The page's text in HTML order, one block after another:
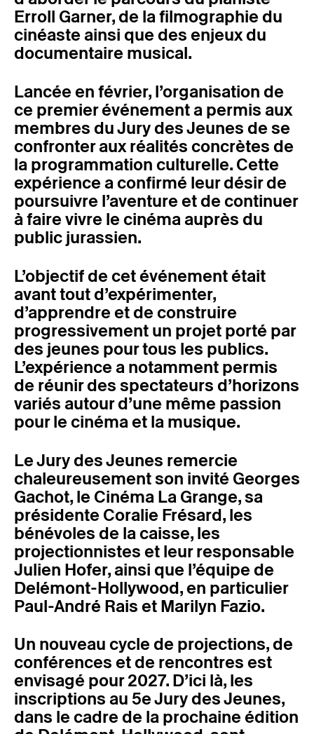
Erroll Garner, de la filmographie du
cinéaste ainsi que des enjeux du
documentaire musical.
Lancée en février, l’organisation de
ce premier événement a permis aux
membres du Jury des Jeunes de se
confronter aux réalités concrètes de
la programmation culturelle. Cette
expérience a confirmé leur désir de
poursuivre l’aventure et de continuer
à faire vivre le cinéma auprès du
public jurassien.
L’objectif de cet événement était
avant tout d’expérimenter,
d’apprendre et de construire
progressivement un projet porté par
des jeunes pour tous les publics.
L’expérience a notamment permis
de réunir des spectateurs d’horizons
variés autour d’une même passion
pour le cinéma et la musique.
Le Jury des Jeunes remercie
chaleureusement son invité Georges
Gachot, le Cinéma La Grange, sa
présidente Coralie Frésard, les
bénévoles de la caisse, les
projectionnistes et leur responsable
Julien Hofer, ainsi que l’équipe de
Delémont-Hollywood, en particulier
Paul-André Rais et Marilyn Fazio.
Un nouveau cycle de projections, de
conférences et de rencontres est
envisagé pour 2027. D’ici là, les
inscriptions au 5e Jury des Jeunes,
dans le cadre de la prochaine édition